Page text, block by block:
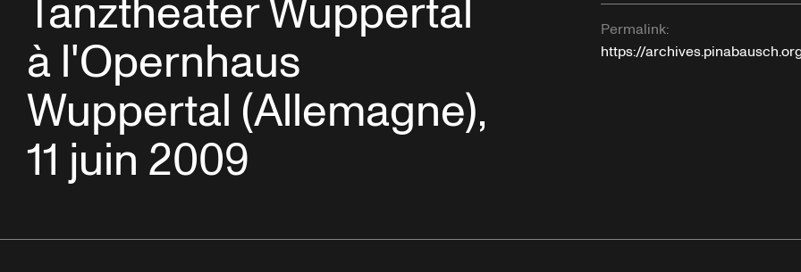
Tanztheater Wuppertal
à l'Opernhaus
Wuppertal (Allemagne),
11 juin 2009
Permalink:
https://